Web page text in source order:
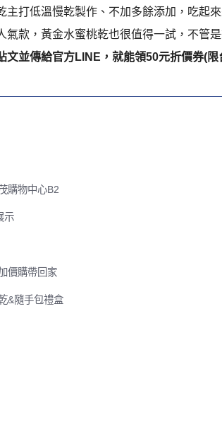
主打低溫慢乾製作、不加多餘添加，吃起
氣款，黃金水蜜桃乾也很值得一試，不管
文並傳給官方LINE，就能領50元折價券(限
購物中心B2
示
價購帶回家
&隨手包禮盒